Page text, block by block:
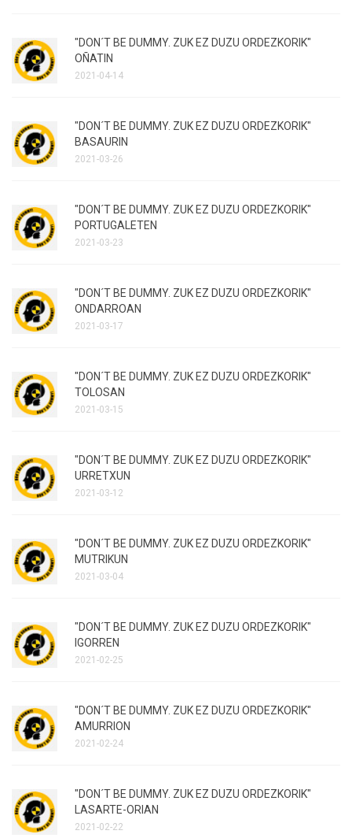
"DON´T BE DUMMY. ZUK EZ DUZU ORDEZKORIK"
OÑATIN
2021-04-14
"DON´T BE DUMMY. ZUK EZ DUZU ORDEZKORIK"
BASAURIN
2021-03-26
"DON´T BE DUMMY. ZUK EZ DUZU ORDEZKORIK"
PORTUGALETEN
2021-03-23
"DON´T BE DUMMY. ZUK EZ DUZU ORDEZKORIK"
ONDARROAN
2021-03-17
"DON´T BE DUMMY. ZUK EZ DUZU ORDEZKORIK"
TOLOSAN
2021-03-15
"DON´T BE DUMMY. ZUK EZ DUZU ORDEZKORIK"
URRETXUN
2021-03-12
"DON´T BE DUMMY. ZUK EZ DUZU ORDEZKORIK"
MUTRIKUN
2021-03-04
"DON´T BE DUMMY. ZUK EZ DUZU ORDEZKORIK"
IGORREN
2021-02-25
"DON´T BE DUMMY. ZUK EZ DUZU ORDEZKORIK"
AMURRION
2021-02-24
"DON´T BE DUMMY. ZUK EZ DUZU ORDEZKORIK"
LASARTE-ORIAN
2021-02-22